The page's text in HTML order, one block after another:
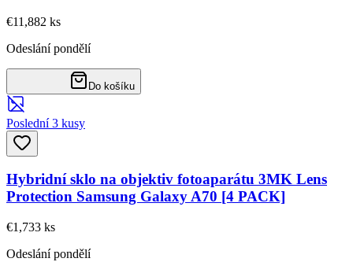
€11,882 ks
Odeslání pondělí
Do košíku
Poslední 3 kusy
Hybridní sklo na objektiv fotoaparátu 3MK Lens
Protection Samsung Galaxy A70 [4 PACK]
€1,733 ks
Odeslání pondělí